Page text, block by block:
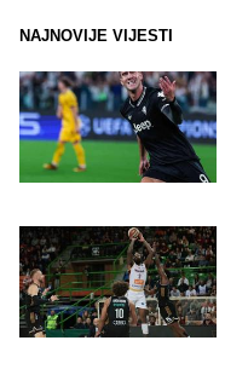
NAJNOVIJE VIJESTI